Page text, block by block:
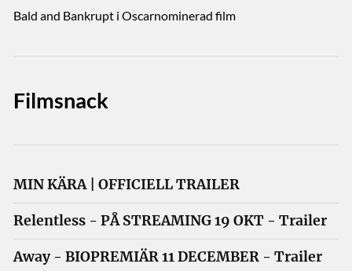
Bald and Bankrupt i Oscarnominerad film
Filmsnack
MIN KÄRA | OFFICIELL TRAILER
Relentless - PÅ STREAMING 19 OKT - Trailer
Away - BIOPREMIÄR 11 DECEMBER - Trailer